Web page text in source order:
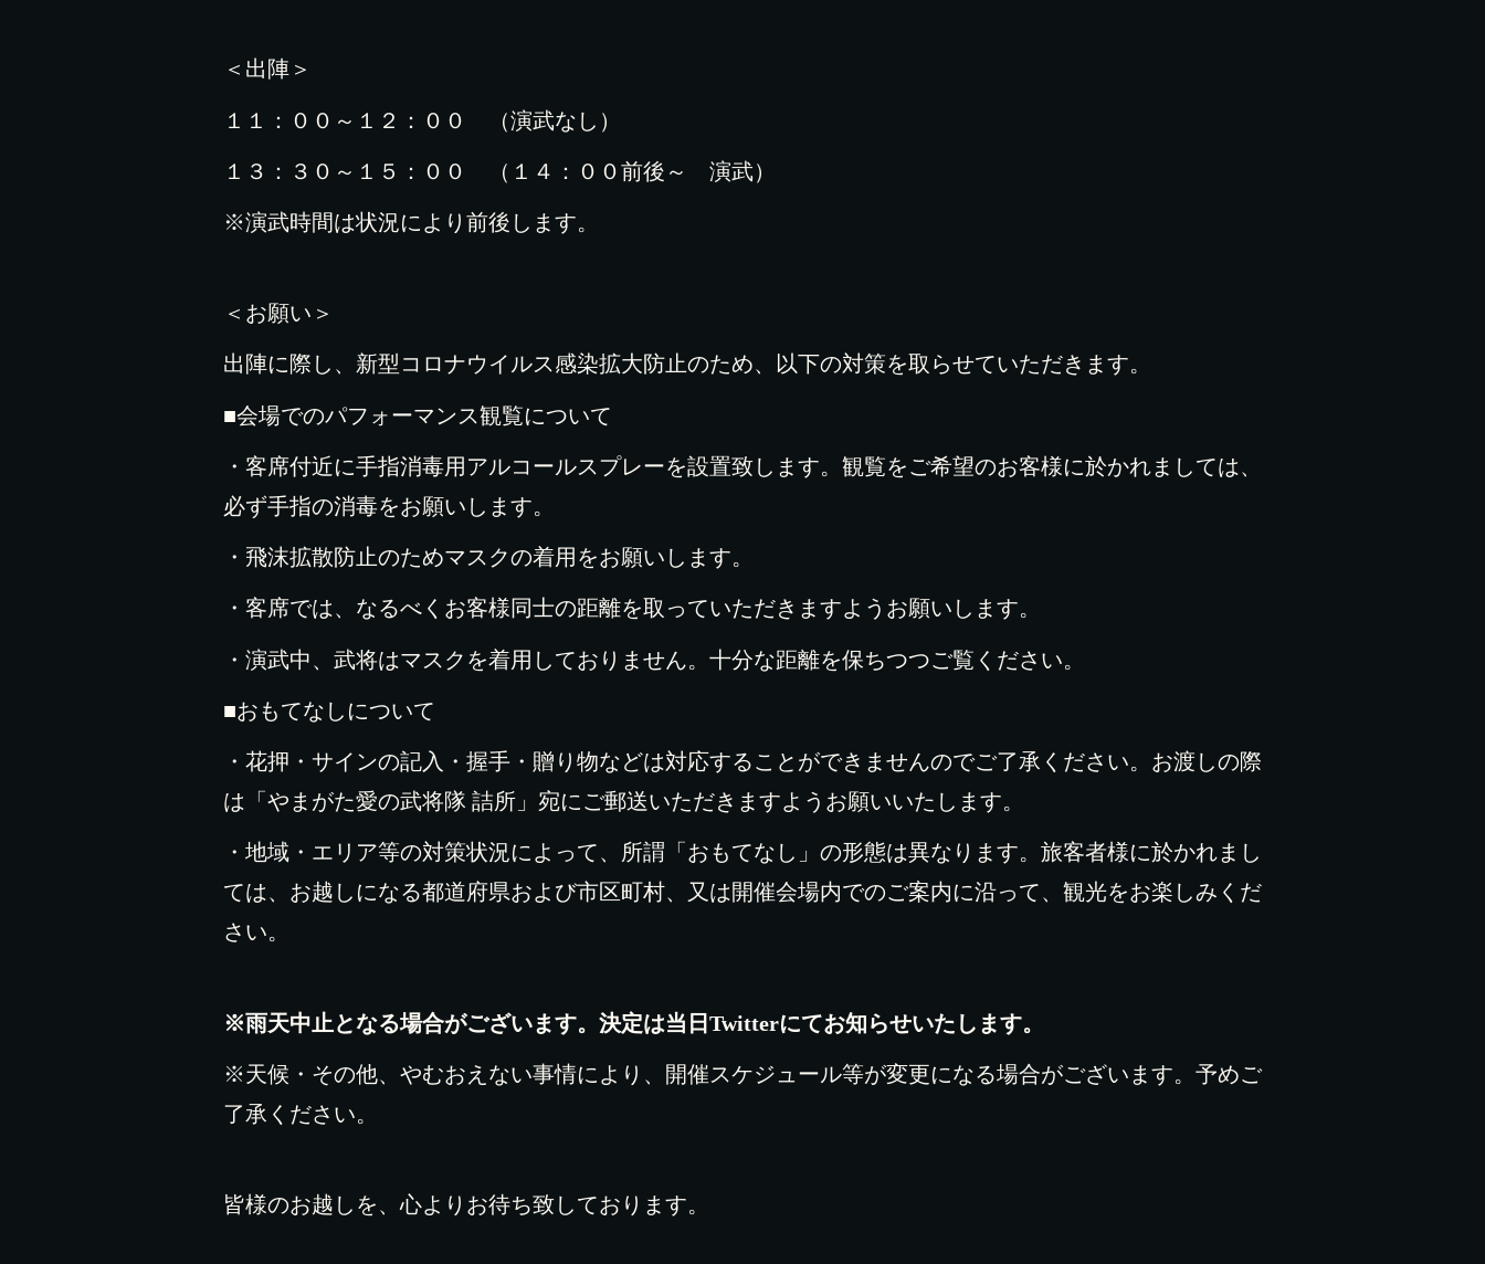
＜出陣＞
１１：００～１２：００ （演武なし）
１３：３０～１５：００ （１４：００前後～ 演武）
※演武時間は状況により前後します。
＜お願い＞
出陣に際し、新型コロナウイルス感染拡大防止のため、以下の対策を取らせていただきます。
■会場でのパフォーマンス観覧について
・客席付近に手指消毒用アルコールスプレーを設置致します。観覧をご希望のお客様に於かれましては、
必ず手指の消毒をお願いします。
・飛沫拡散防止のためマスクの着用をお願いします。
・客席では、なるべくお客様同士の距離を取っていただきますようお願いします。
・演武中、武将はマスクを着用しておりません。十分な距離を保ちつつご覧ください。
■おもてなしについて
・花押・サインの記入・握手・贈り物などは対応することができませんのでご了承ください。お渡しの際
は「やまがた愛の武将隊 詰所」宛にご郵送いただきますようお願いいたします。
・地域・エリア等の対策状況によって、所謂「おもてなし」の形態は異なります。旅客者様に於かれまし
ては、お越しになる都道府県および市区町村、又は開催会場内でのご案内に沿って、観光をお楽しみくだ
さい。
※雨天中止となる場合がございます。決定は当日Twitterにてお知らせいたします。
※天候・その他、やむおえない事情により、開催スケジュール等が変更になる場合がございます。予めご
了承ください。
皆様のお越しを、心よりお待ち致しております。